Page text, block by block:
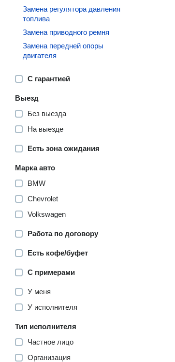
Замена регулятора давления
топлива
Замена приводного ремня
Замена передней опоры
двигателя
С гарантией
Выезд
Без выезда
На выезде
Есть зона ожидания
Марка авто
BMW
Chevrolet
Volkswagen
Работа по договору
Есть кофе/буфет
С примерами
У меня
У исполнителя
Тип исполнителя
Частное лицо
Организация